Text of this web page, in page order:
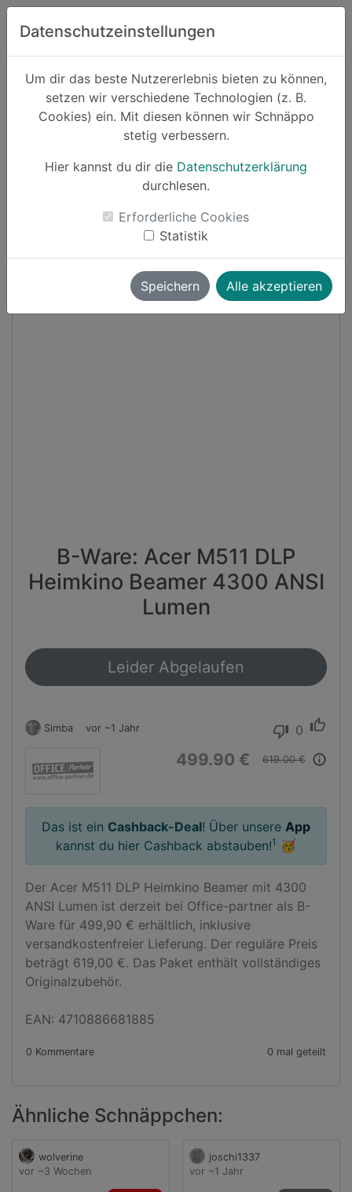
Zum Hauptinhalt springen
Datenschutzeinstellungen
Um dir das beste Nutzererlebnis bieten zu können,
setzen wir verschiedene Technologien (z. B.
Cookies) ein. Mit diesen können wir Schnäppo
stetig verbessern.
Hier kannst du dir die Datenschutzerklärung
durchlesen.
Erforderliche Cookies
Statistik
Speichern Alle akzeptieren
Suchen
Schnäppchen Elektronik und Computer
Cashback
B-Ware: Acer M511 DLP
Heimkino Beamer 4300 ANSI
Lumen
Leider Abgelaufen
Simba vor ~1 Jahr thumb_down 0 thumb_up
499.90 € 619.00 € info_outline
Das ist ein Cashback-Deal! Über unsere App
kannst du hier Cashback abstauben!1 🥳
Der Acer M511 DLP Heimkino Beamer mit 4300
ANSI Lumen ist derzeit bei Office-partner als B-
Ware für 499,90 € erhältlich, inklusive
versandkostenfreier Lieferung. Der reguläre Preis
beträgt 619,00 €. Das Paket enthält vollständiges
Originalzubehör.
EAN: 4710886681885
0 Kommentare 0 mal geteilt
Ähnliche Schnäppchen:
wolverine
vor ~3 Wochen
joschi1337
vor ~1 Jahr